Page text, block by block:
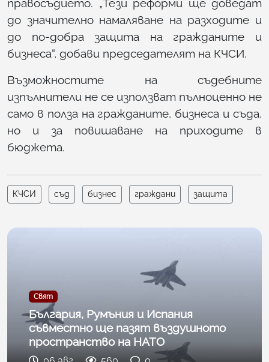
правосъдието. „Тези реформи ще доведат
до значително намаляване на разходите и
до по-добра защита на гражданите и
бизнеса“, добави председателят на КЧСИ.
Възможностите на съдебните
изпълнители не се използват пълноценно не
само в полза на гражданите, бизнеса и съда,
но и за повишаване на приходите в
бюджета.
КЧСИ съд бизнес граждани защита
Свят
България, Румъния и Испания
съвместно ще пазят въздушното
пространство на НАТО